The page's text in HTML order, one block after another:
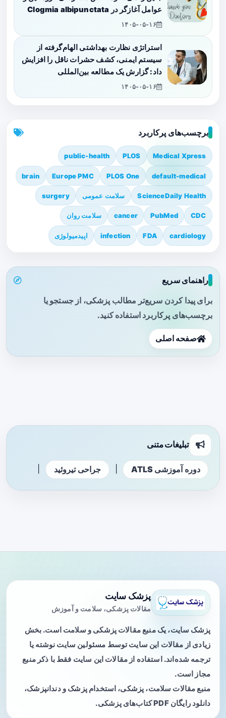
عوامل آغازگر در Clogmia albipunctata
۱۴۰۵-۰۵-۱۶
استراتژی نظارت بهداشتی الهام‌گرفته از
سیستم ایمنی، کشف حشرات ناقل را افزایش
داد: گزارش یک مطالعه بین‌المللی
۱۴۰۵-۰۵-۱۶
برچسب‌های پرکاربرد
Medical Xpress
PLOS
public-health
default-medical
PLOS One
Europe PMC
brain
ScienceDaily Health سلامت عمومی surgery
CDC
PubMed
cancer سلامت روان
cardiology
FDA
infection اپیدمیولوژی
راهنمای سریع
برای پیدا کردن سریع‌تر مطالب پزشکی، از جستجو یا
برچسب‌های پرکاربرد استفاده کنید.
صفحه اصلی
تبلیغات متنی
دوره آموزشی ATLS جراحی تیروئید
پزشک سایت
مقالات پزشکی، سلامت و آموزش
پزشک سایت، یک منبع مقالات پزشکی و سلامت است. بخش
زیادی از مقالات این سایت توسط مسئولین سایت نوشته یا
ترجمه شده‌اند. استفاده از مقالات این سایت فقط با ذکر منبع
مجاز است.
منبع مقالات سلامت، پزشکی، استخدام پزشک و دندانپزشک،
دانلود رایگان PDF کتاب‌های پزشکی.